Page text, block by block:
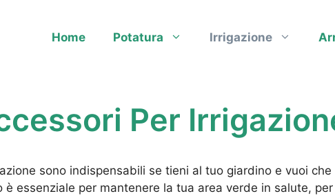
Home Potatura Irrigazione
Per
sono indispensabili se tieni al tuo giardino e vuoi
essenziale per mantenere la tua area verde in salute,